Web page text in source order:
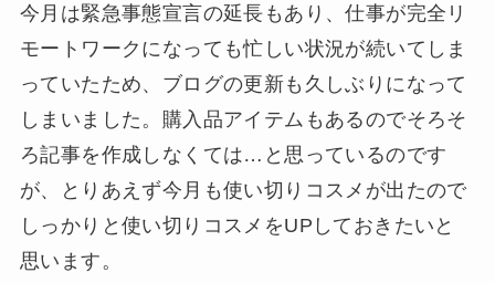
今月は緊急事態宣言の延長もあり、仕事が完全リ
モートワークになっても忙しい状況が続いてしま
っていたため、ブログの更新も久しぶりになって
しまいました。購入品アイテムもあるのでそろそ
ろ記事を作成しなくては…と思っているのです
が、とりあえず今月も使い切りコスメが出たので
しっかりと使い切りコスメをUPしておきたいと
思います。